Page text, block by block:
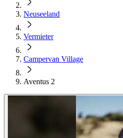
Neuseeland
Vermieter
Campervan Village
Aventus 2